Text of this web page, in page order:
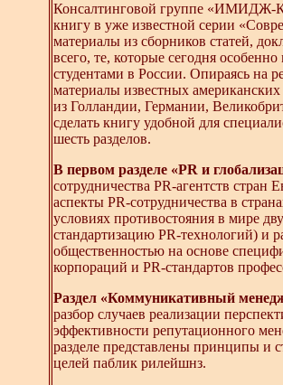
Консалтинговой группе «ИМИДЖ-
книгу в уже известной серии
материалы из сборников статей,
всего, те, которые сегодня
студентами в России. Опираясь на
материалы известных
из Голландии, Германии,
сделать книгу удобной для
шесть разделов.
В первом разделе «PR и
сотрудничества PR-агентств
аспекты PR-сотрудничества в
условиях противостояния в мире
стандартизацию PR-технологий) и
общественностью на основе
корпораций и PR-стандартов
Раздел «Коммуникативный
разбор случаев реализации
эффективности репутационного
разделе представлены принципы и
целей паблик рилейшнз.